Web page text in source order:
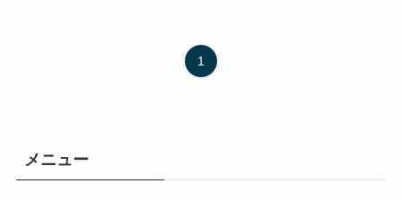
1
メニュー